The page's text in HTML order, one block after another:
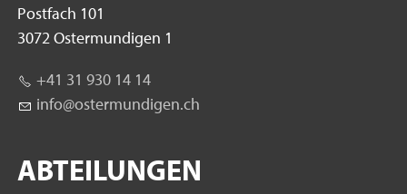
Postfach 101
3072 Ostermundigen 1
+41 31 930 14 14
nf
st rm nd g n ch
ABTEILUNGEN